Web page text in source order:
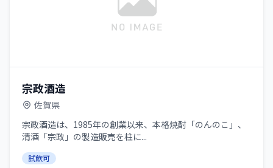
宗政酒造
佐賀県
宗政酒造は、1985年の創業以来、本格焼酎「のんのこ」、
清酒「宗政」の製造販売を柱に...
試飲可